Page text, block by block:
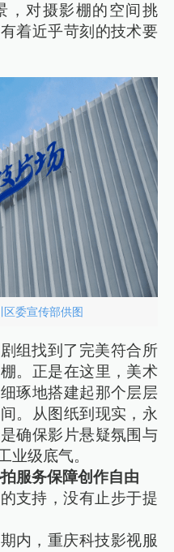
，对摄影棚的空间挑
着近乎苛刻的技术要
委宣传部供图
组找到了完美符合所
。正是在这里，美术
琢地搭建起那个层层
。从图纸到现实，永
确保影片悬疑氛围与
业级底气。
服务保障创作自由
支持，没有止步于提
内，重庆科技影视服